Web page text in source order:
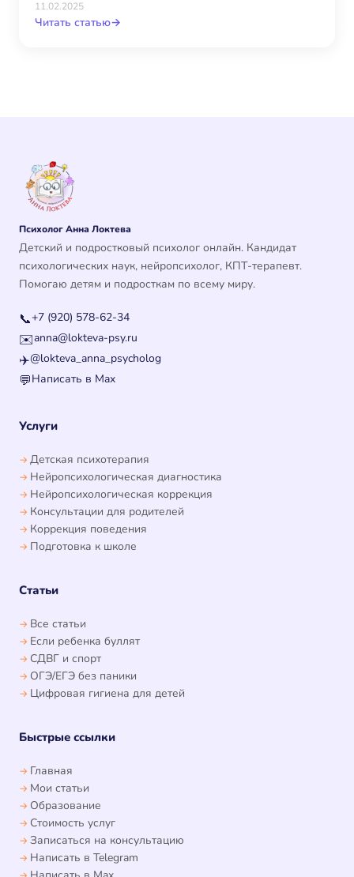
11.02.2025
Читать статью→
Психолог Анна Локтева
Детский и подростковый психолог онлайн. Кандидат
психологических наук, нейропсихолог, КПТ-терапевт.
Помогаю детям и подросткам по всему миру.
📞+7 (920) 578-62-34
✉️anna@lokteva-psy.ru
✈️@lokteva_anna_psycholog
💬Написать в Max
Услуги
Детская психотерапия
Нейропсихологическая диагностика
Нейропсихологическая коррекция
Консультации для родителей
Коррекция поведения
Подготовка к школе
Статьи
Все статьи
Если ребенка буллят
СДВГ и спорт
ОГЭ/ЕГЭ без паники
Цифровая гигиена для детей
Быстрые ссылки
Главная
Мои статьи
Образование
Стоимость услуг
Записаться на консультацию
Написать в Telegram